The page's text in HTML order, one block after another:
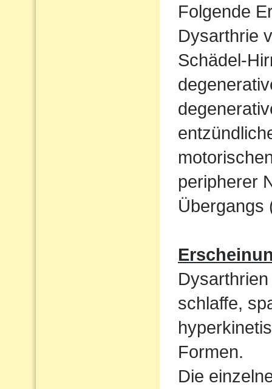
Folgende
Dysarthrie
Schädel-
peripherer
Übergangs
schlaffe,
Formen.
Die